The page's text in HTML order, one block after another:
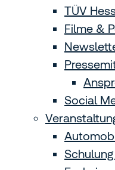
TÜV
Filme &
Social